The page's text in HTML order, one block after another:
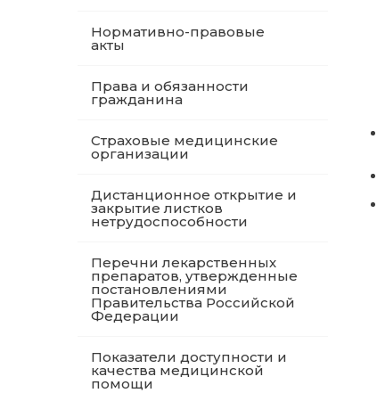
Нормативно-правовые
акты
Права и обязанности
гражданина
Страховые медицинские
организации
Дистанционное открытие и
закрытие листков
нетрудоспособности
Перечни лекарственных
препаратов, утвержденные
постановлениями
Правительства Российской
Федерации
Показатели доступности и
качества медицинской
помощи